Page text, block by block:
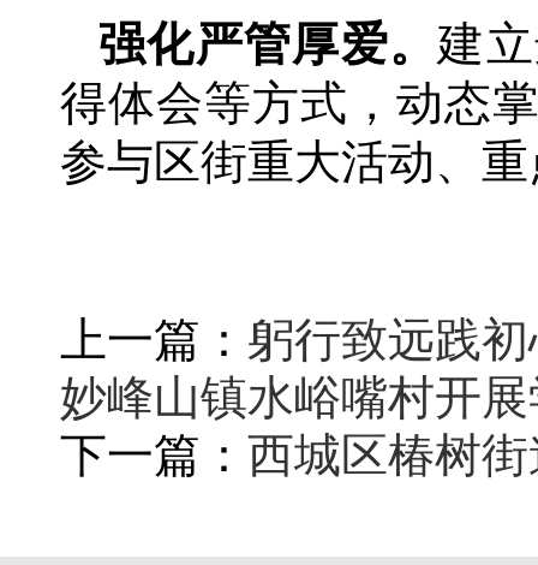
强化严管厚爱。 建
得体会等方式，动态
参与区街重大活动、
上一篇： 躬行致远践
妙峰山镇水峪嘴村开
下一篇： 西城区椿树